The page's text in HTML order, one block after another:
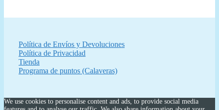
Política de Envíos y Devoluciones
Política de Privacidad
Tienda
Programa de puntos (Calaveras)
We use cookies to personalise content and ads, to provide social media